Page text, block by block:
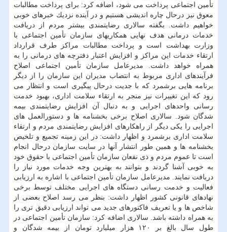
تأمین اجتماعی پرداخت می شود، اضافه كرد: برای پرداخت مطالبات
معوق نیز درحال چاره اندیشی هستیم و در آینده نزدیك خبرهای خوبی
خواهیم داشت. بگفته سالاری رضایتمندی بیشتر مردم از دریافت
خدمات درمانی هدف نهایی همكاریهای سازمان تأمین اجتماعی با
وزارت بهداشت است و پرداخت مطالبات مراكز طرف قرارداد
ارتقاء خدمات این مراكز و افزایش اعتبار دفترچه های درمانی را به
همراه خواهد داشت. مدیرعامل سازمان تأمین اجتماعی اصلاح
فرآیندهای اداری مربوط به انتصاب مدیران این سازمان را از دیگر
برنامه هایی برشمرد كه با جدیت درحال پیگیری است و انتظار می
رود كه این تغییرات نیز منجر به ارتقاء سلامت اداری، بهبود خدمت
رسانی واحدهای اجرایی و به دنبال آن افزایش رضایتمندی بیمه
شدگان شود. سالاری اصلاح برخی بخشنامه ها و دستورالعمل های
اجرایی را یكی دیگر از راهكارهای افزایش رضایتمندی مردم و ارتقاء
سلامت اداری برشمرد و اظهار داشت: در این زمینه تجمیع و تلخیص
بخشنامه ها و همین طور انتشار آنها در سایت سازمان درحال انجام
است تا عموم مردم و ذی نفعان سازمان تأمین اجتماعی با حقوق خود
به خوبی آشنا گردند و بتوانند به بهترین وجه خدمات مورد نیاز را
دریافت نمایند. مدیرعامل سازمان تأمین اجتماعی با اشاره به ارزیابی
فعالیت و خدمت رسانی دستگاه های اجرایی مختلف توسط برخی
نهادهای قانونی كشور اظهار داشت: بنظر می رسد اصلاح بعضی از
شاخص ها و یا تعریف فاكتورهای جدید می تواند ارزیابی دقیق تری را
به همراه داشته باشد. سالاری اضافه كرد: سازمان تأمین اجتماعی در
طول سال بالغ بر ۱۲۰ هزار میلیارد تومان از بیمه شدگان و